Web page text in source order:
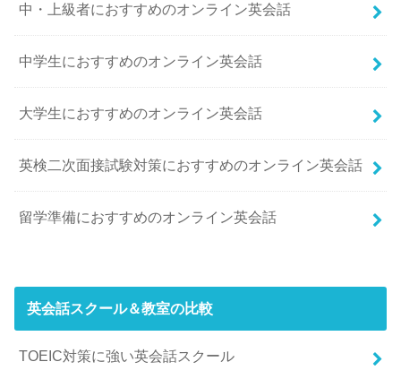
中・上級者におすすめのオンライン英会話
中学生におすすめのオンライン英会話
大学生におすすめのオンライン英会話
英検二次面接試験対策におすすめのオンライン英会話
留学準備におすすめのオンライン英会話
英会話スクール＆教室の比較
TOEIC対策に強い英会話スクール